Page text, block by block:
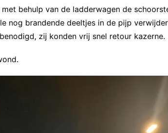
behulp van de ladderwagen de
nog brandende deeltjes in de pijp
zij konden vrij snel retour kazerne.